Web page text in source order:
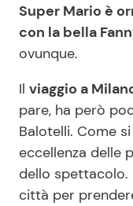
Disclaimer e
Redazione
Contattaci
Pubblicità
Privacy Policy
Super Mario è
con la bella
ovunque.
Il viaggio a
pare, ha però
Balotelli. Come
eccellenza delle
dello spettacolo.
città per